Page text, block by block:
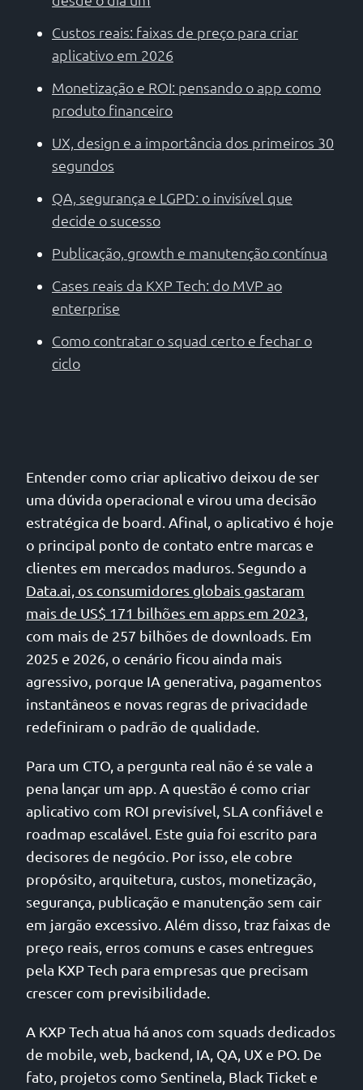
Custos reais: faixas de preço para criar
aplicativo em 2026
Monetização e ROI: pensando o app como
produto financeiro
UX, design e a importância dos primeiros 30
segundos
QA, segurança e LGPD: o invisível que
decide o sucesso
Publicação, growth e manutenção contínua
Cases reais da KXP Tech: do MVP ao
enterprise
Como contratar o squad certo e fechar o
ciclo
Entender como criar aplicativo deixou de ser
uma dúvida operacional e virou uma decisão
estratégica de board. Afinal, o aplicativo é hoje
o principal ponto de contato entre marcas e
clientes em mercados maduros. Segundo a
Data.ai, os consumidores globais gastaram
mais de US$ 171 bilhões em apps em 2023,
com mais de 257 bilhões de downloads. Em
2025 e 2026, o cenário ficou ainda mais
agressivo, porque IA generativa, pagamentos
instantâneos e novas regras de privacidade
redefiniram o padrão de qualidade.
Para um CTO, a pergunta real não é se vale a
pena lançar um app. A questão é como criar
aplicativo com ROI previsível, SLA confiável e
roadmap escalável. Este guia foi escrito para
decisores de negócio. Por isso, ele cobre
propósito, arquitetura, custos, monetização,
segurança, publicação e manutenção sem cair
em jargão excessivo. Além disso, traz faixas de
preço reais, erros comuns e cases entregues
pela KXP Tech para empresas que precisam
crescer com previsibilidade.
A KXP Tech atua há anos com squads dedicados
de mobile, web, backend, IA, QA, UX e PO. De
fato, projetos como Sentinela, Black Ticket e